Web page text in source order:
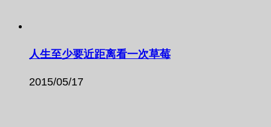
人生至少要近距离看一次草莓
2015/05/17